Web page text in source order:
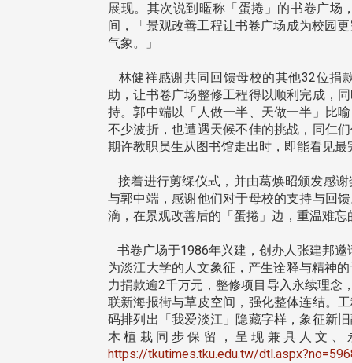
展现。其次说到暱称「蛋捲」的书卷广场
间，「景观改善工程让书卷广场成为校园
气象。」
林健祥感谢共同回馈母校的其他32位捐
助，让书卷广场整修工程得以顺利完成，
持。郭中端以「人做一半、天做一半」比
不少波折，也遭遇天候不佳的挑战，同仁
期许教职员生从图书馆走出时，即能看见最
接着进行剪䌽仪式，并由葛焕昭颁发感
与郭中端，感谢他们对于母校的支持与回
滴，在景观改善后的「蛋捲」边，重温难忘
书卷广场于1986年兴建，创办人张建邦
为淡江大学的人文象征，产生诠释与精神
力捐款逾2千万元，整修项目导入永续理念
联新海报街与草皮空间，强化整体连结。
码排列出「我爱淡江」隐藏字样，象征新
木植栽同步保留，呈现兼具人文、
https://tkutimes.tku.edu.tw/
大学电子与电机系友会于115
月28日在台北校区盛大举办
人科技与前瞻应用论坛」，特
在连日大雨阴霾下，风保系
在115年6月27日(六)举办的一
游，神奇迎来超幸运好天气。
捐款征信、其他消
个人资料保护声明
4 版 捐款征信、其
息
欢迎订阅校友e报！